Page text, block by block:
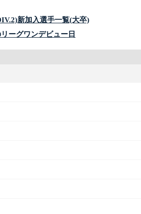
新加入選手一覧(大卒)
ーグワンデビュー日